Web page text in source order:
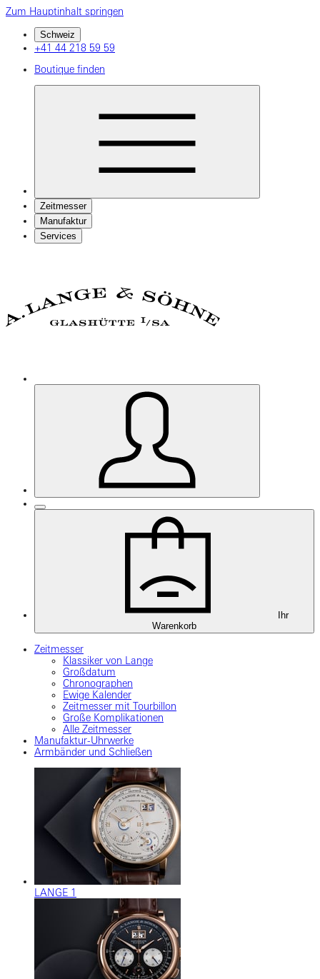
Zum Hauptinhalt springen
Schweiz
+41 44 218 59 59
Boutique finden
Zeitmesser
Manufaktur
Services
Ihr
Warenkorb
Zeitmesser
Klassiker von Lange
Großdatum
Chronographen
Ewige Kalender
Zeitmesser mit Tourbillon
Große Komplikationen
Alle Zeitmesser
Manufaktur-Uhrwerke
Armbänder und Schließen
LANGE 1